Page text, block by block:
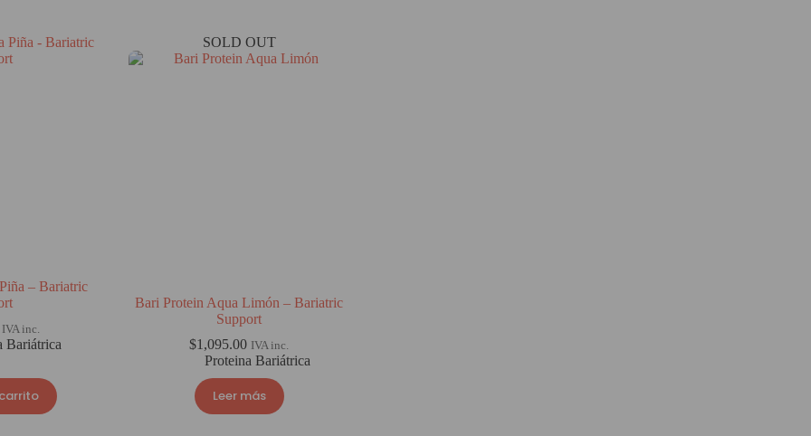
– Bariatric
IVA inc.
Bariátrica
SOLD OUT
Bari Protein Aqua Limón – Bariatric
Support
$1,095.00 IVA inc.
Proteina Bariátrica
Leer más